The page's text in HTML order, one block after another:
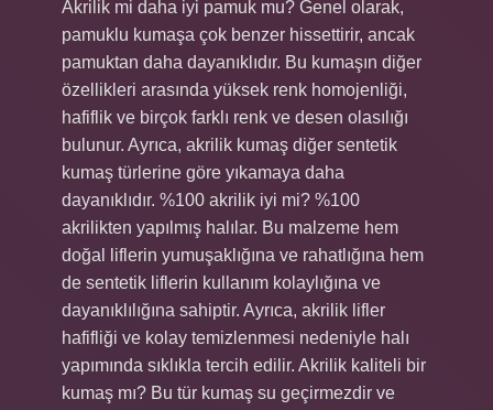
Akrilik mi daha iyi pamuk mu? Genel olarak,
pamuklu kumaşa çok benzer hissettirir, ancak
pamuktan daha dayanıklıdır. Bu kumaşın diğer
özellikleri arasında yüksek renk homojenliği,
hafiflik ve birçok farklı renk ve desen olasılığı
bulunur. Ayrıca, akrilik kumaş diğer sentetik
kumaş türlerine göre yıkamaya daha
dayanıklıdır. %100 akrilik iyi mi? %100
akrilikten yapılmış halılar. Bu malzeme hem
doğal liflerin yumuşaklığına ve rahatlığına hem
de sentetik liflerin kullanım kolaylığına ve
dayanıklılığına sahiptir. Ayrıca, akrilik lifler
hafifliği ve kolay temizlenmesi nedeniyle halı
yapımında sıklıkla tercih edilir. Akrilik kaliteli bir
kumaş mı? Bu tür kumaş su geçirmezdir ve